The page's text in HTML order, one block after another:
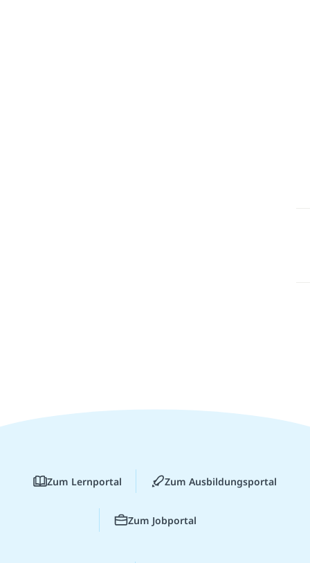
Zum Lernportal Zum Ausbildungsportal
Zum Jobportal